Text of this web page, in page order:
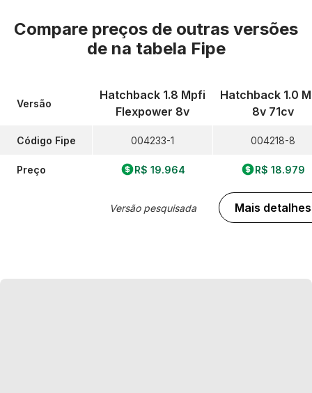
Compare preços de outras versões
de na tabela Fipe
Versão
Código Fipe
Preço
Hatchback 1.8 Mpfi
Flexpower 8v
004233-1
R$ 19.964
Versão pesquisada
Hatchback 1.0
8v 71cv
004218-8
R$ 18.979
Mais detalhes